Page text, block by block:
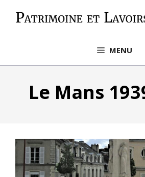
MENU
Le Mans